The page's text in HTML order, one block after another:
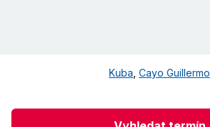
Kuba Cayo Guillermo